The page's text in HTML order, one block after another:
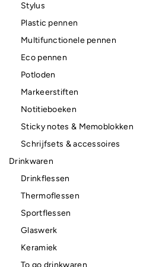
Stylus
Plastic pennen
Multifunctionele pennen
Eco pennen
Potloden
Markeerstiften
Notitieboeken
Sticky notes & Memoblokken
Schrijfsets & accessoires
Drinkwaren
Drinkflessen
Thermoflessen
Sportflessen
Glaswerk
Keramiek
To go drinkwaren